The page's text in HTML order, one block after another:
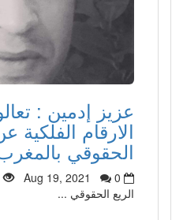
عزيز إدمين :
الارقام الفلكية
الحقوقي
Aug 19, 2021
0
الريع الحقوقي ...